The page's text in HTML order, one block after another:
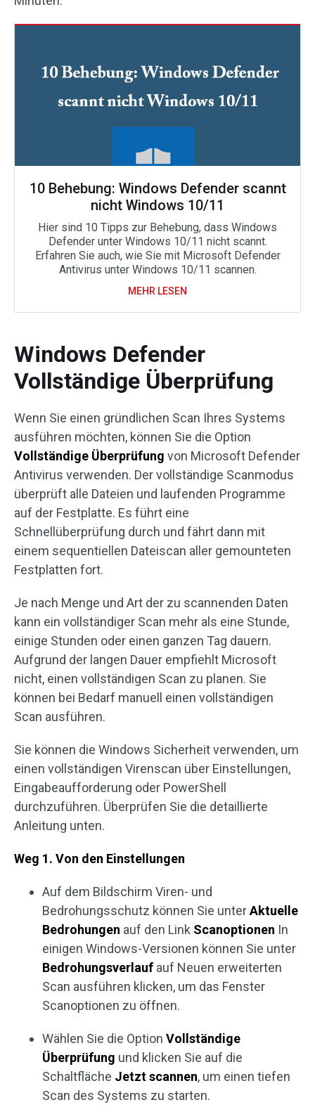
10 Behebung: Windows Defender scannt
nicht Windows 10/11
Hier sind 10 Tipps zur Behebung, dass Windows
Defender unter Windows 10/11 nicht scannt.
Erfahren Sie auch, wie Sie mit Microsoft Defender
Antivirus unter Windows 10/11 scannen.
MEHR LESEN
Windows Defender
Vollständige Überprüfung
Wenn Sie einen gründlichen Scan Ihres Systems
ausführen möchten, können Sie die Option
Vollständige Überprüfung von Microsoft Defender
Antivirus verwenden. Der vollständige Scanmodus
überprüft alle Dateien und laufenden Programme
auf der Festplatte. Es führt eine
Schnellüberprüfung durch und fährt dann mit
einem sequentiellen Dateiscan aller gemounteten
Festplatten fort.
Je nach Menge und Art der zu scannenden Daten
kann ein vollständiger Scan mehr als eine Stunde,
einige Stunden oder einen ganzen Tag dauern.
Aufgrund der langen Dauer empfiehlt Microsoft
nicht, einen vollständigen Scan zu planen. Sie
können bei Bedarf manuell einen vollständigen
Scan ausführen.
Sie können die Windows Sicherheit verwenden, um
einen vollständigen Virenscan über Einstellungen,
Eingabeaufforderung oder PowerShell
durchzuführen. Überprüfen Sie die detaillierte
Anleitung unten.
Weg 1. Von den Einstellungen
Auf dem Bildschirm Viren- und
Bedrohungsschutz können Sie unterAktuelle
Bedrohungen auf den Link Scanoptionen In
einigen Windows-Versionen können Sie unter
Bedrohungsverlauf auf Neuen erweiterten
Scan ausführen klicken, um das Fenster
Scanoptionen zu öffnen.
Wählen Sie die Option Vollständige
Überprüfung und klicken Sie auf die
Schaltfläche Jetzt scannen, um einen tiefen
Scan des Systems zu starten.